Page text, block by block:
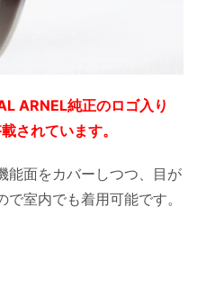
ARNEL純正のロゴ入り
されています。
能面をカバーしつつ、目が
室内でも着用可能です。